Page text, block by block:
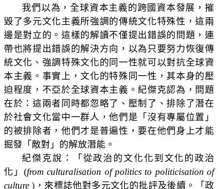
我們以為，全球資本主義的跨國資本發展，摧
毀了多元文化主義所強調的傳統文化特殊性，這兩
邊是對立的。這樣的解讀不僅提出錯誤的問題，連
帶也將提出錯誤的解決方向，以為只要努力恢復傳
統文化、強調特殊文化的同一性就可以對抗全球資
本主義。事實上，文化的特殊同一性，其本身的壓
迫程度，不亞於全球資本主義。紀傑克認為，問題
在於：這兩者同時都忽略了、壓制了、排除了潛在
於社會文化當中一群人，他們是「沒有專屬位置」
的被排除者，他們才是普遍性，要在他們身上才能
掘發「敵對」的解放潛能。
紀傑克說：「 從政治的文化化到文化的政治
化 」 (from culturalisation of politics to politicisation of
culture) ，來標誌他對多元文化的批評及後續。「政